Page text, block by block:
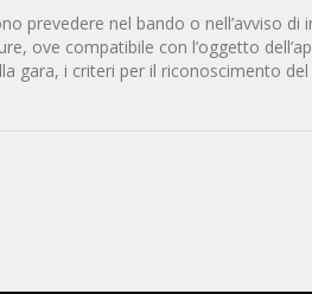
prevedere nel bando o nell’avviso
ove compatibile con l’oggetto
gara, i criteri per il riconoscimento